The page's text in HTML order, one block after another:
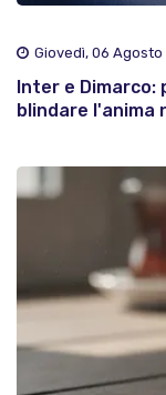
Giovedì, 06 Agosto
Inter e Dimarco:
blindare l'anima